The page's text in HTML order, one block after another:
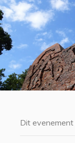
Dit evenement